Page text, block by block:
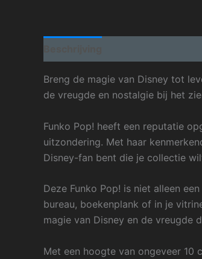
Breng de magie van Disney tot
de vreugde en nostalgie bij het
Funko Pop! heeft een reputatie
uitzondering. Met haar
Disney-fan bent die je collectie
Deze Funko Pop! is niet alleen
bureau, boekenplank of in je
magie van Disney en de vreugde
Met een hoogte van ongeveer 10